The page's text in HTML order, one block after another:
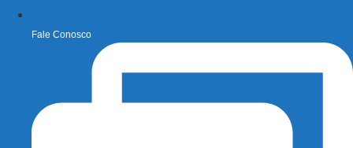
Fale Conosco